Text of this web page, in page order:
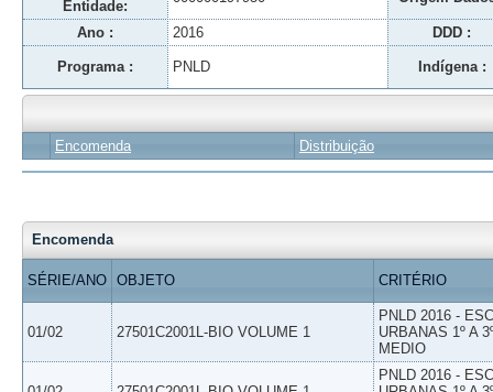
Entidade:
Ano : 2016 DDD :
Programa : PNLD Indígena :
Encomenda Distribuição
Encomenda
SÉRIE/ANO OBJETO CRITÉRIO
01/02 27501C2001L-BIO VOLUME 1
PNLD 2016 -
URBANAS 1º A
MEDIO
PNLD 2016 -